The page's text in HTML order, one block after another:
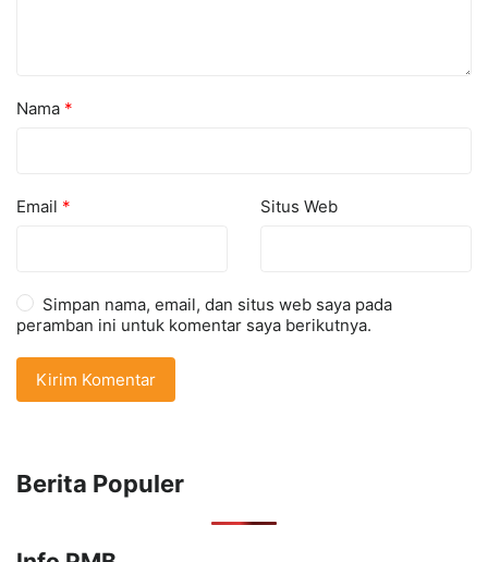
Nama *
Email * Situs Web
Simpan nama, email, dan situs web saya pada
peramban ini untuk komentar saya berikutnya.
Berita Populer